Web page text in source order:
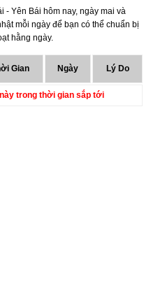
- Yên Bái hôm nay, ngày mai và
mỗi ngày để bạn có thể chuẩn bị
hằng ngày.
Gian Ngày Lý Do
trong thời gian sắp tới